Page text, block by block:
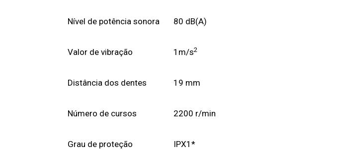
Nível de potência sonora 80 dB(A)
Valor de vibração 1m/s2
Distância dos dentes 19 mm
Número de cursos 2200 r/min
Grau de proteção IPX1*